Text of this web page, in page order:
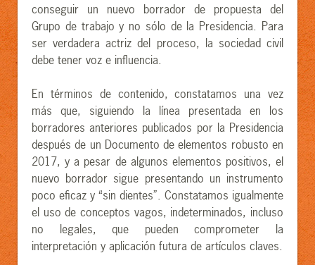
conseguir un nuevo borrador de propuesta del
Grupo de trabajo y no sólo de la Presidencia. Para
ser verdadera actriz del proceso, la sociedad civil
debe tener voz e influencia.
En términos de contenido, constatamos una vez
más que, siguiendo la línea presentada en los
borradores anteriores publicados por la Presidencia
después de un Documento de elementos robusto en
2017, y a pesar de algunos elementos positivos, el
nuevo borrador sigue presentando un instrumento
poco eficaz y “sin dientes”. Constatamos igualmente
el uso de conceptos vagos, indeterminados, incluso
no legales, que pueden comprometer la
interpretación y aplicación futura de artículos claves.